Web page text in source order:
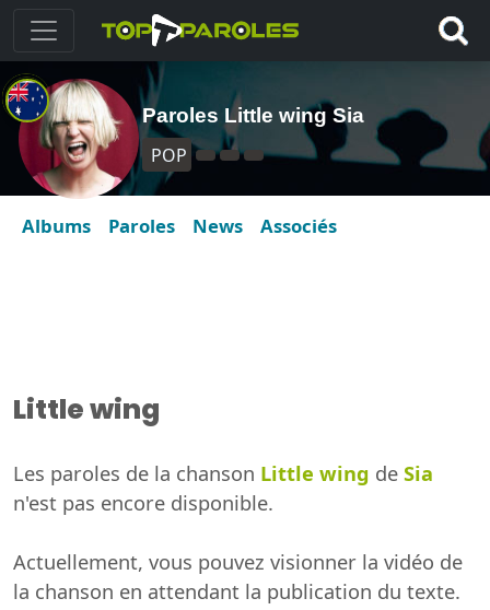
Paroles Little wing Sia
POP
Albums Paroles News Associés
Little wing
Les paroles de la chanson Little wing de Sia
n'est pas encore disponible.
Actuellement, vous pouvez visionner la vidéo de
la chanson en attendant la publication du texte.